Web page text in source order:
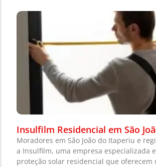
Insulfilm Residencial em São
Moradores em São João do Itaperiu e
a Insulfilm, uma empresa especializada
proteção solar residencial que oferecem